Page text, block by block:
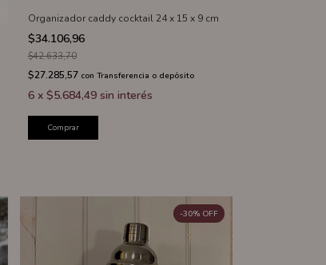
Organizador caddy cocktail 24 x 15 x 9 cm
$34.106,96
$42.633,70
$27.285,57 con Transferencia o depósito
6 x $5.684,49 sin interés
Comprar
-30% OFF